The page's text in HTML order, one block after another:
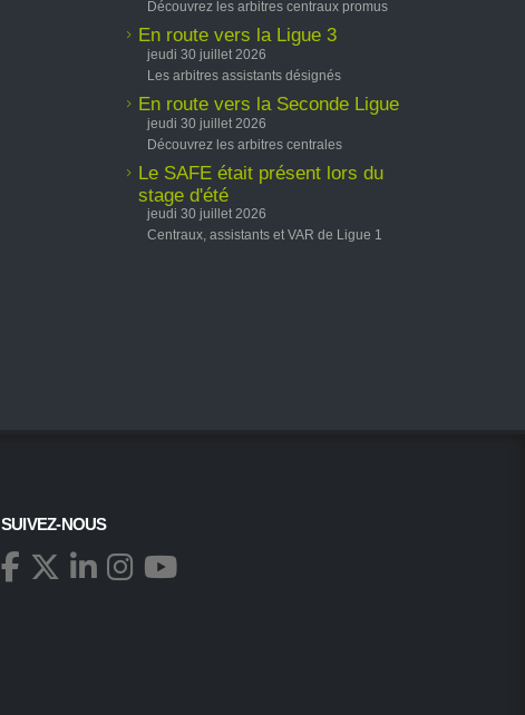
Découvrez les arbitres centraux promus
En route vers la Ligue 3
jeudi 30 juillet 2026
Les arbitres assistants désignés
En route vers la Seconde Ligue
jeudi 30 juillet 2026
Découvrez les arbitres centrales
Le SAFE était présent lors du
stage d'été
jeudi 30 juillet 2026
Centraux, assistants et VAR de Ligue 1
SUIVEZ-NOUS